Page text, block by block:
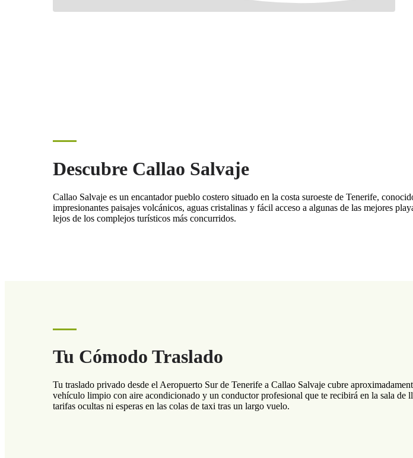
Descubre Callao Salvaje
Callao Salvaje es un encantador pueblo costero situado en la costa suroeste de Tenerife,
impresionantes paisajes volcánicos, aguas cristalinas y fácil acceso a algunas de las mejores
lejos de los complejos turísticos más concurridos.
Tu Cómodo Traslado
Tu traslado privado desde el Aeropuerto Sur de Tenerife a Callao Salvaje cubre
vehículo limpio con aire acondicionado y un conductor profesional que te recibirá en la sala
tarifas ocultas ni esperas en las colas de taxi tras un largo vuelo.